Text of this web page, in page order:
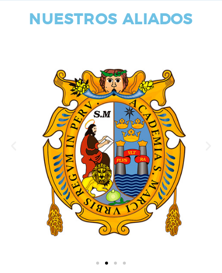
NUESTROS ALIADOS